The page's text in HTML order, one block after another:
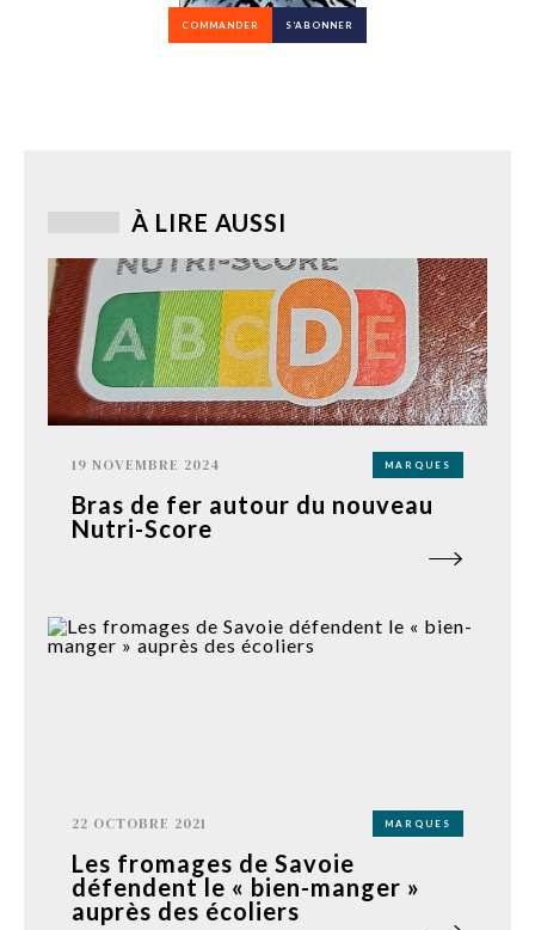
COMMANDER S’ABONNER
À LIRE AUSSI
19 NOVEMBRE 2024 MARQUES
Bras de fer autour du nouveau
Nutri-Score
22 OCTOBRE 2021 MARQUES
Les fromages de Savoie
défendent le « bien-manger »
auprès des écoliers